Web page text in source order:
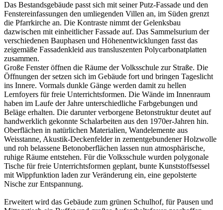
Das Bestandsgebäude passt sich mit seiner Putz-Fassade und den
Fenstereinfassungen den umliegenden Villen an, im Süden grenzt
die Pfarrkirche an. Die Kontraste nimmt der Gelenksbau
dazwischen mit einheitlicher Fassade auf. Das Sammelsurium der
verschiedenen Bauphasen und Höhenentwicklungen fasst das
zeigemäße Fassadenkleid aus transluszenten Polycarbonatplatten
zusammen.
Große Fenster öffnen die Räume der Volksschule zur Straße. Die
Öffnungen der setzen sich im Gebäude fort und bringen Tageslicht
ins Innere. Vormals dunkle Gänge werden damit zu hellen
Lernfoyers für freie Unterrichtsformen. Die Wände im Innenraum
haben im Laufe der Jahre unterschiedliche Farbgebungen und
Beläge erhalten. Die darunter verborgene Betonstruktur deutet auf
handwerklich gekonnte Schalarbeiten aus den 1970er-Jahren hin.
Oberflächen in natürlichen Materialien, Wandelemente aus
Weisstanne, Akustik-Deckenfelder in zementgebundener Holzwolle
und roh belassene Betonoberflächen lassen nun atmosphärische,
ruhige Räume entstehen. Für die Volksschule wurden polygonale
Tische für freie Unterrichtsformen geplant, bunte Kunststoffsessel
mit Wippfunktion laden zur Veränderung ein, eine gepolsterte
Nische zur Entspannung.
Erweitert wird das Gebäude zum grünen Schulhof, für Pausen und